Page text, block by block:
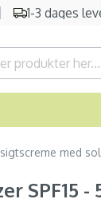
1-3 dages
med
SPF15 -